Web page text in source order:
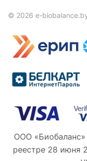
© 2026 e-
ООО «Биобаланс»
реестре 28 июня